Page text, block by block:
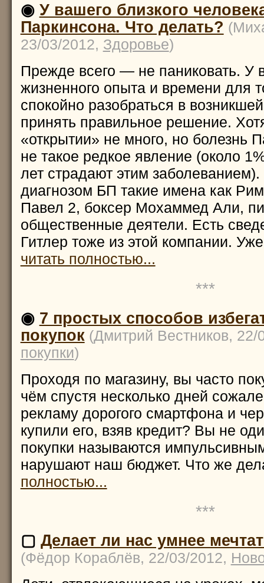
◉ У вашего близкого
Паркинсона. Что делать?
23/03/2012, Здоровье)
Прежде всего — не паниковать. У
жизненного опыта и времени для
спокойно разобраться в
принять правильное решение.
«открытии» не много, но болезнь
не такое редкое явление (около
лет страдают этим
диагнозом БП такие имена как
Павел 2, боксер Мохаммед Али,
общественные деятели. Есть
Гитлер тоже из этой компании.
читать полностью...
***
◉ 7 простых способов
покупок (Дмитрий Вестников,
покупки)
Проходя по магазину, вы часто
чём спустя несколько дней
рекламу дорогого смартфона и
купили его, взяв кредит? Вы не
покупки называются
нарушают наш бюджет. Что же
полностью...
***
▢ Делает ли нас умнее
(Фёдор Кораблёв, 22/03/2012,